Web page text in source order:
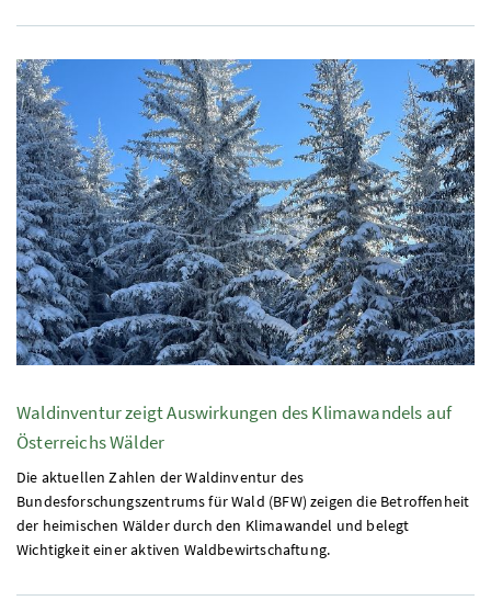
Waldinventur zeigt Auswirkungen des Klimawandels auf
Österreichs Wälder
Die aktuellen Zahlen der Waldinventur des
Bundesforschungszentrums für Wald (BFW) zeigen die Betroffenheit
der heimischen Wälder durch den Klimawandel und belegt
Wichtigkeit einer aktiven Waldbewirtschaftung.